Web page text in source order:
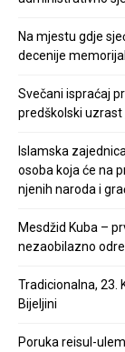
Na mjestu gdje
decenije
Svečani ispraćaj
predškolski uzrast
Islamska
osoba koja će na
njenih naroda i
Mesdžid Kuba –
nezaobilazno
Tradicionalna, 23.
Bijeljini
Poruka reisul-